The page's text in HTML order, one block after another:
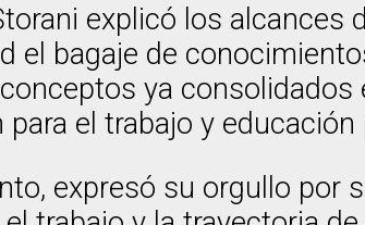
explicó los alcances
el bagaje de
ya
para el trabajo y
expresó su orgullo por